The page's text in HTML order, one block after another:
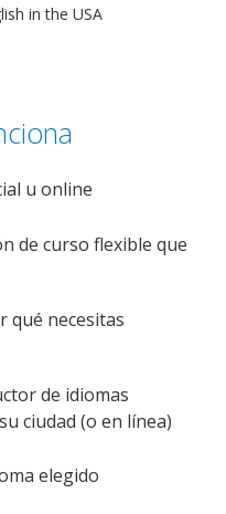
in the USA
u online
de curso flexible que
qué necesitas
de idiomas
ciudad (o en línea)
elegido